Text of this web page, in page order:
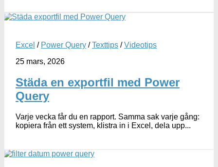
Excel / Power Query /Texttips /Videotips
25 mars, 2026
Städa en exportfil med Power
Query
Varje vecka får du en rapport. Samma sak varje gång:
kopiera från ett system, klistra in i Excel, dela upp...